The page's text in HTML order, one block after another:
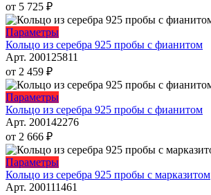
странице
товара.
вариаций.
Опции
можно
выбрать
странице
товара.
от 5 725 ₽
ПараметрыЭтот
товар
имеет
вариаций.
Опции
можно
выбрать
странице
товара.
Кольцо из серебра 925 пробы с фианитом
Арт. 200125811
от 2 459 ₽
ПараметрыЭтот
товар
имеет
вариаций.
Опции
можно
выбрать
Кольцо из серебра 925 пробы с фианитом
Арт. 200142276
от 2 666 ₽
ПараметрыЭтот
товар
имеет
Кольцо из серебра 925 пробы с марказитом
Арт. 200111461